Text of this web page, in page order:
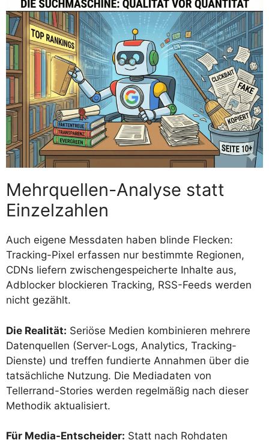
Mehrquellen-Analyse statt
Einzelzahlen
Auch eigene Messdaten haben blinde Flecken:
Tracking-Pixel erfassen nur bestimmte Regionen,
CDNs liefern zwischengespeicherte Inhalte aus,
Adblocker blockieren Tracking, RSS-Feeds werden
nicht gezählt.
Die Realität: Seriöse Medien kombinieren mehrere
Datenquellen (Server-Logs, Analytics, Tracking-
Dienste) und treffen fundierte Annahmen über die
tatsächliche Nutzung. Die Mediadaten von
Tellerrand-Stories werden regelmäßig nach dieser
Methodik aktualisiert.
Für Media-Entscheider: Statt nach Rohdaten